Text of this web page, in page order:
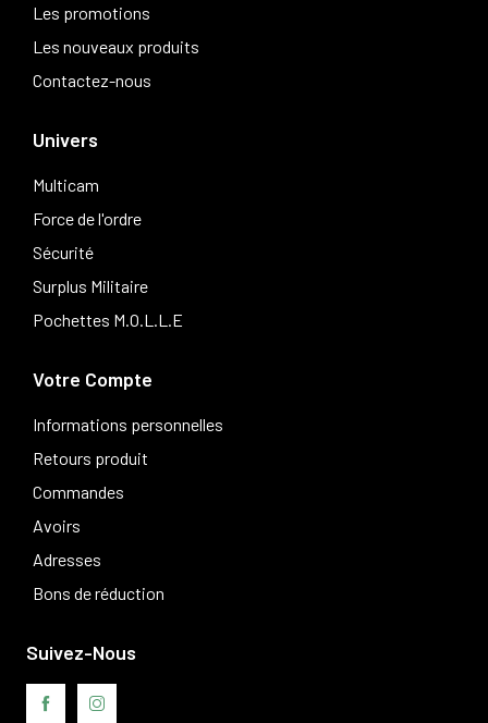
Les promotions
Les nouveaux produits
Contactez-nous
Univers
Multicam
Force de l'ordre
Sécurité
Surplus Militaire
Pochettes M.O.L.L.E
Votre Compte
Informations personnelles
Retours produit
Commandes
Avoirs
Adresses
Bons de réduction
Suivez-Nous